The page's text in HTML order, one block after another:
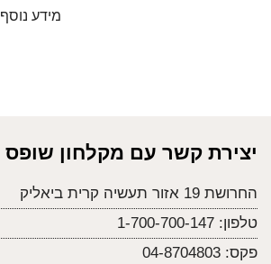
מידע נוסף
יצירת קשר עם מקלחון שופס
החרושת 19 אזור תעשיה קרית ביאליק
טלפון: 1-700-700-147
פקס: 04-8704803